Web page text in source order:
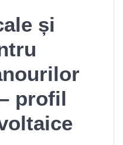
și
profil